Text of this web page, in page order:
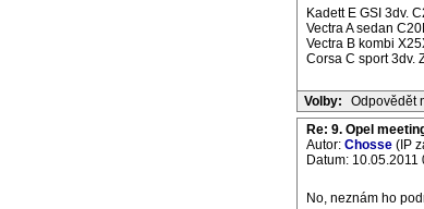
Kadett E GSI 3dv.
Vectra A sedan
Vectra B kombi
Corsa C sport 3dv.
Volby: Odpovědět
Re: 9. Opel
Autor: Chosse (IP
Datum: 10.05.2011
No, neznám ho